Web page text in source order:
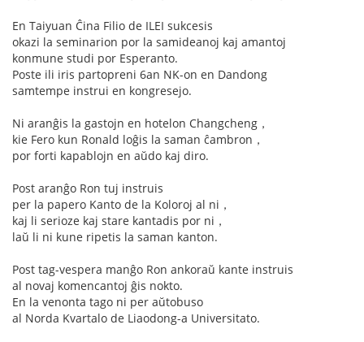
En Taiyuan Ĉina Filio de ILEI sukcesis
okazi la seminarion por la samideanoj kaj amantoj
konmune studi por Esperanto.
Poste ili iris partopreni 6an NK-on en Dandong
samtempe instrui en kongresejo.
Ni aranĝis la gastojn en hotelon Changcheng，
kie Fero kun Ronald loĝis la saman ĉambron，
por forti kapablojn en aŭdo kaj diro.
Post aranĝo Ron tuj instruis
per la papero Kanto de la Koloroj al ni，
kaj li serioze kaj stare kantadis por ni，
laŭ li ni kune ripetis la saman kanton.
Post tag-vespera manĝo Ron ankoraŭ kante instruis
al novaj komencantoj ĝis nokto.
En la venonta tago ni per aŭtobuso
al Norda Kvartalo de Liaodong-a Universitato.